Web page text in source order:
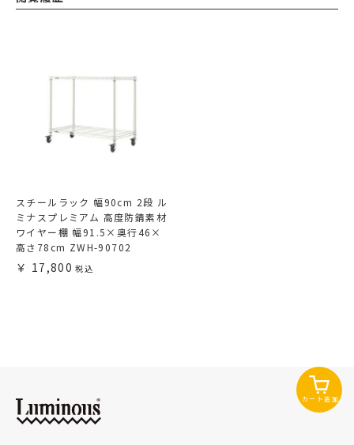
スチールラック 幅90cm 2段 ル
ミナスプレミアム 高度防錆素材
ワイヤー棚 幅91.5×奥行46×
高さ78cm ZWH-90702
17,800
カート追加